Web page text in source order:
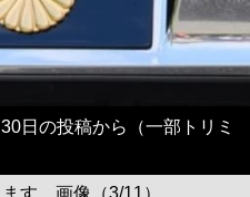
日の投稿から（一部トリミ